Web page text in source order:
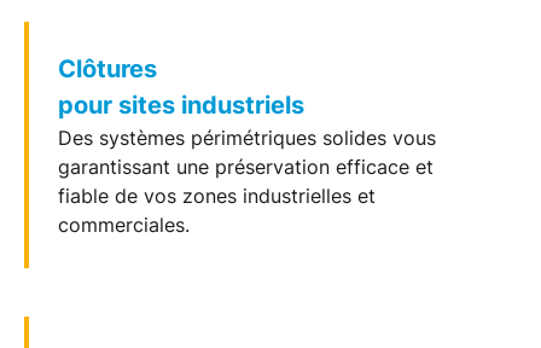
Clôtures
pour sites industriels
Des systèmes périmétriques solides vous
garantissant une préservation efficace et
fiable de vos zones industrielles et
commerciales.